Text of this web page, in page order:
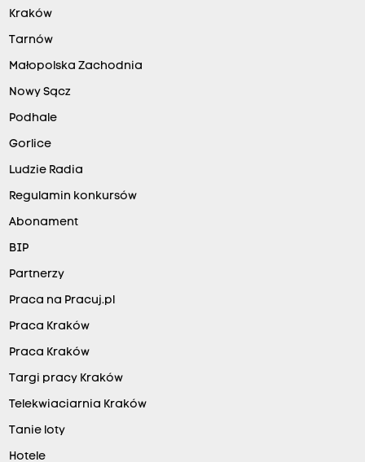
Kraków
Tarnów
Małopolska Zachodnia
Nowy Sącz
Podhale
Gorlice
Ludzie Radia
Regulamin konkursów
Abonament
BIP
Partnerzy
Praca na Pracuj.pl
Praca Kraków
Praca Kraków
Targi pracy Kraków
Telekwiaciarnia Kraków
Tanie loty
Hotele